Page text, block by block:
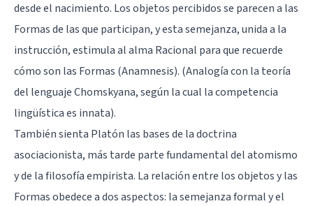
desde el nacimiento. Los objetos percibidos se parecen a las
Formas de las que participan, y esta semejanza, unida a la
instrucción, estimula al alma Racional para que recuerde
cómo son las Formas (Anamnesis). (Analogía con la teoría
del lenguaje Chomskyana, según la cual la competencia
lingüística es innata).
También sienta Platón las bases de la doctrina
asociacionista, más tarde parte fundamental del atomismo
y de la filosofía empirista. La relación entre los objetos y las
Formas obedece a dos aspectos: la semejanza formal y el